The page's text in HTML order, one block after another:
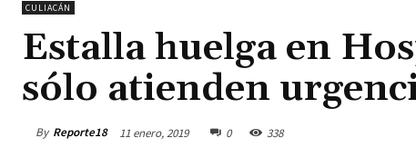
CULIACÁN
Estalla huelga en
sólo atienden
By Reporte18 11 enero, 2019 0 338